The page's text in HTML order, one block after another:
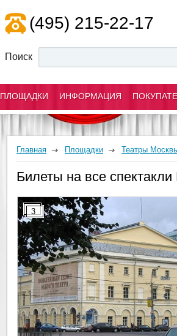
(495) 215-22-17
Поиск
ПЛОЩАДКИ ИНФОРМАЦИЯ
Главная Площадки Театры
Билеты на все
3